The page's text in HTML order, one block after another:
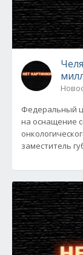
Федеральный
на оснащение
заместитель